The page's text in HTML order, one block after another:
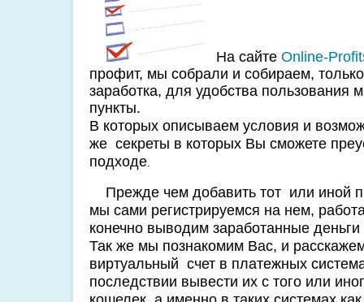
На сайте Online-
профит, мы собрали и собираем,
заработка, для удобства пользования
пункты.
В которых описываем условия и
же секреты в которых Вы сможете
подходе
Прежде чем добавить тот или иной
мы сами регистрируемся на нем,
конечно выводим заработанные деньги
Так же мы познакомим Вас, и
виртуальный счет в платежных
последствии вывести их с того или